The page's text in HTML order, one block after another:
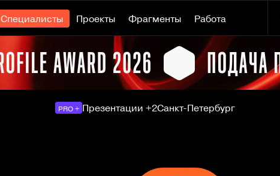
Специалисты Проекты Фрагменты Работа
PRO + Презентации +2Санкт-Петербург